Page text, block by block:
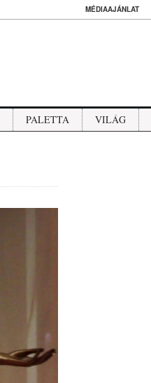
MÉDIAAJÁNLAT
PALETTA VILÁG